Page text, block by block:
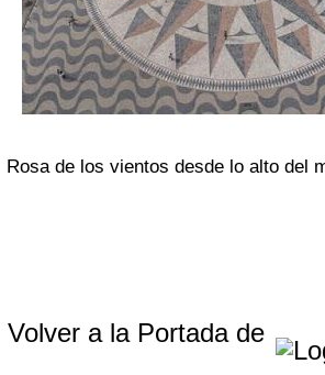
Rosa de los vientos desde lo alto del
Volver a la Portada de